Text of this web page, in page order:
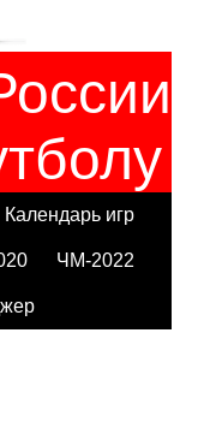
Календарь игр
ЧМ-2022